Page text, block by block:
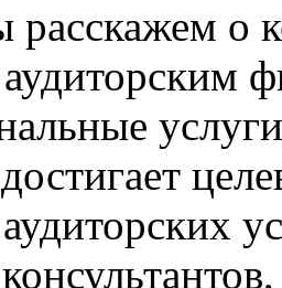
расскажем о
аудиторских